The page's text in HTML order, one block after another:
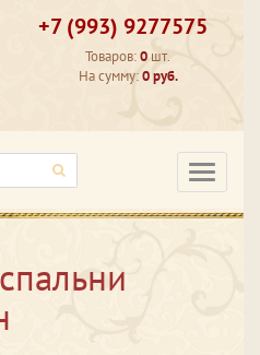
+7 (993) 9277575
Товаров:0 шт.
На сумму:0 руб.